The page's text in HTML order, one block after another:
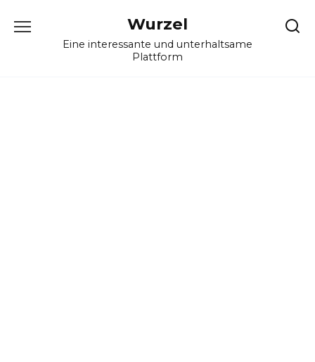
Wurzel
Eine interessante und unterhaltsame
Plattform